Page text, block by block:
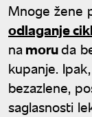
Mnoge žene
odlaganje
na moruda
kupanje.
bezazlene,
saglasnosti